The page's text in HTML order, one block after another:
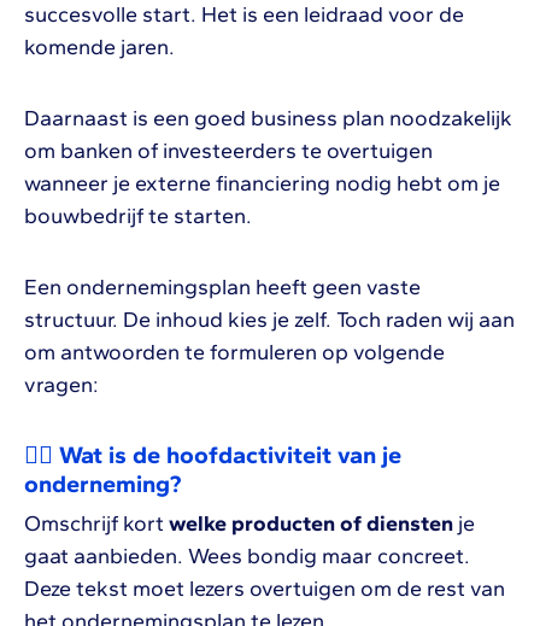
succesvolle start. Het is een leidraad voor de
komende jaren.
Daarnaast is een goed business plan noodzakelijk
om banken of investeerders te overtuigen
wanneer je externe financiering nodig hebt om je
bouwbedrijf te starten.
Een ondernemingsplan heeft geen vaste
structuur. De inhoud kies je zelf. Toch raden wij aan
om antwoorden te formuleren op volgende
vragen:
👷‍♂️ Wat is de hoofdactiviteit van je
onderneming?
Omschrijf kort welke producten of diensten je
gaat aanbieden. Wees bondig maar concreet.
Deze tekst moet lezers overtuigen om de rest van